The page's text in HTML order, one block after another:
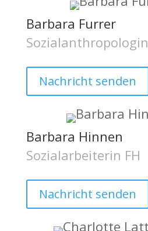
Barbara Furrer
Sozialanthropologin
Nachricht senden
Barbara Hinnen
Sozialarbeiterin FH
Nachricht senden